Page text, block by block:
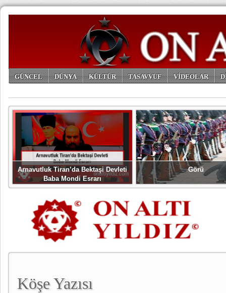
GÜNCEL DÜNYA KÜLTÜR TASAVVUF VİDEOLAR
Arnavutluk Tiran’da Bektaşi Devleti
Baba Mondi Esrarı
Görü
Köşe Yazısı